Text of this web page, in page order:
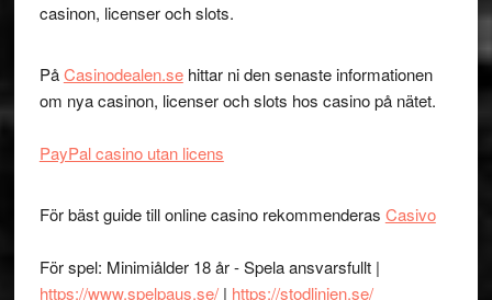
casinon, licenser och slots.
PåCasinodealen.sehittar ni den senaste informationen
om nya casinon, licenser och slots hos casino på nätet.
PayPal casino utan licens
För bäst guide till online casino rekommenderas Casivo
För spel: Minimiålder 18 år - Spela ansvarsfullt |
https://www.spelpaus.se/| https://stodlinjen.se/